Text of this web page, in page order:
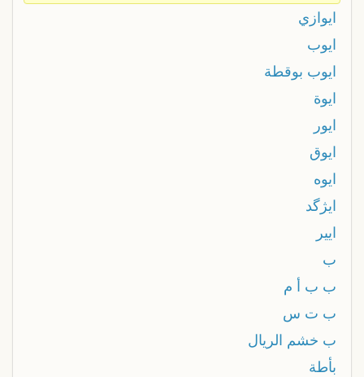
ايوازي
ايوب
ايوب بوقطة
ايوة
ايور
ايوق
ايوه
ایژگد
اییر
ب
ب ب أ م
ب ت س
ب خشم الريال
بأطة